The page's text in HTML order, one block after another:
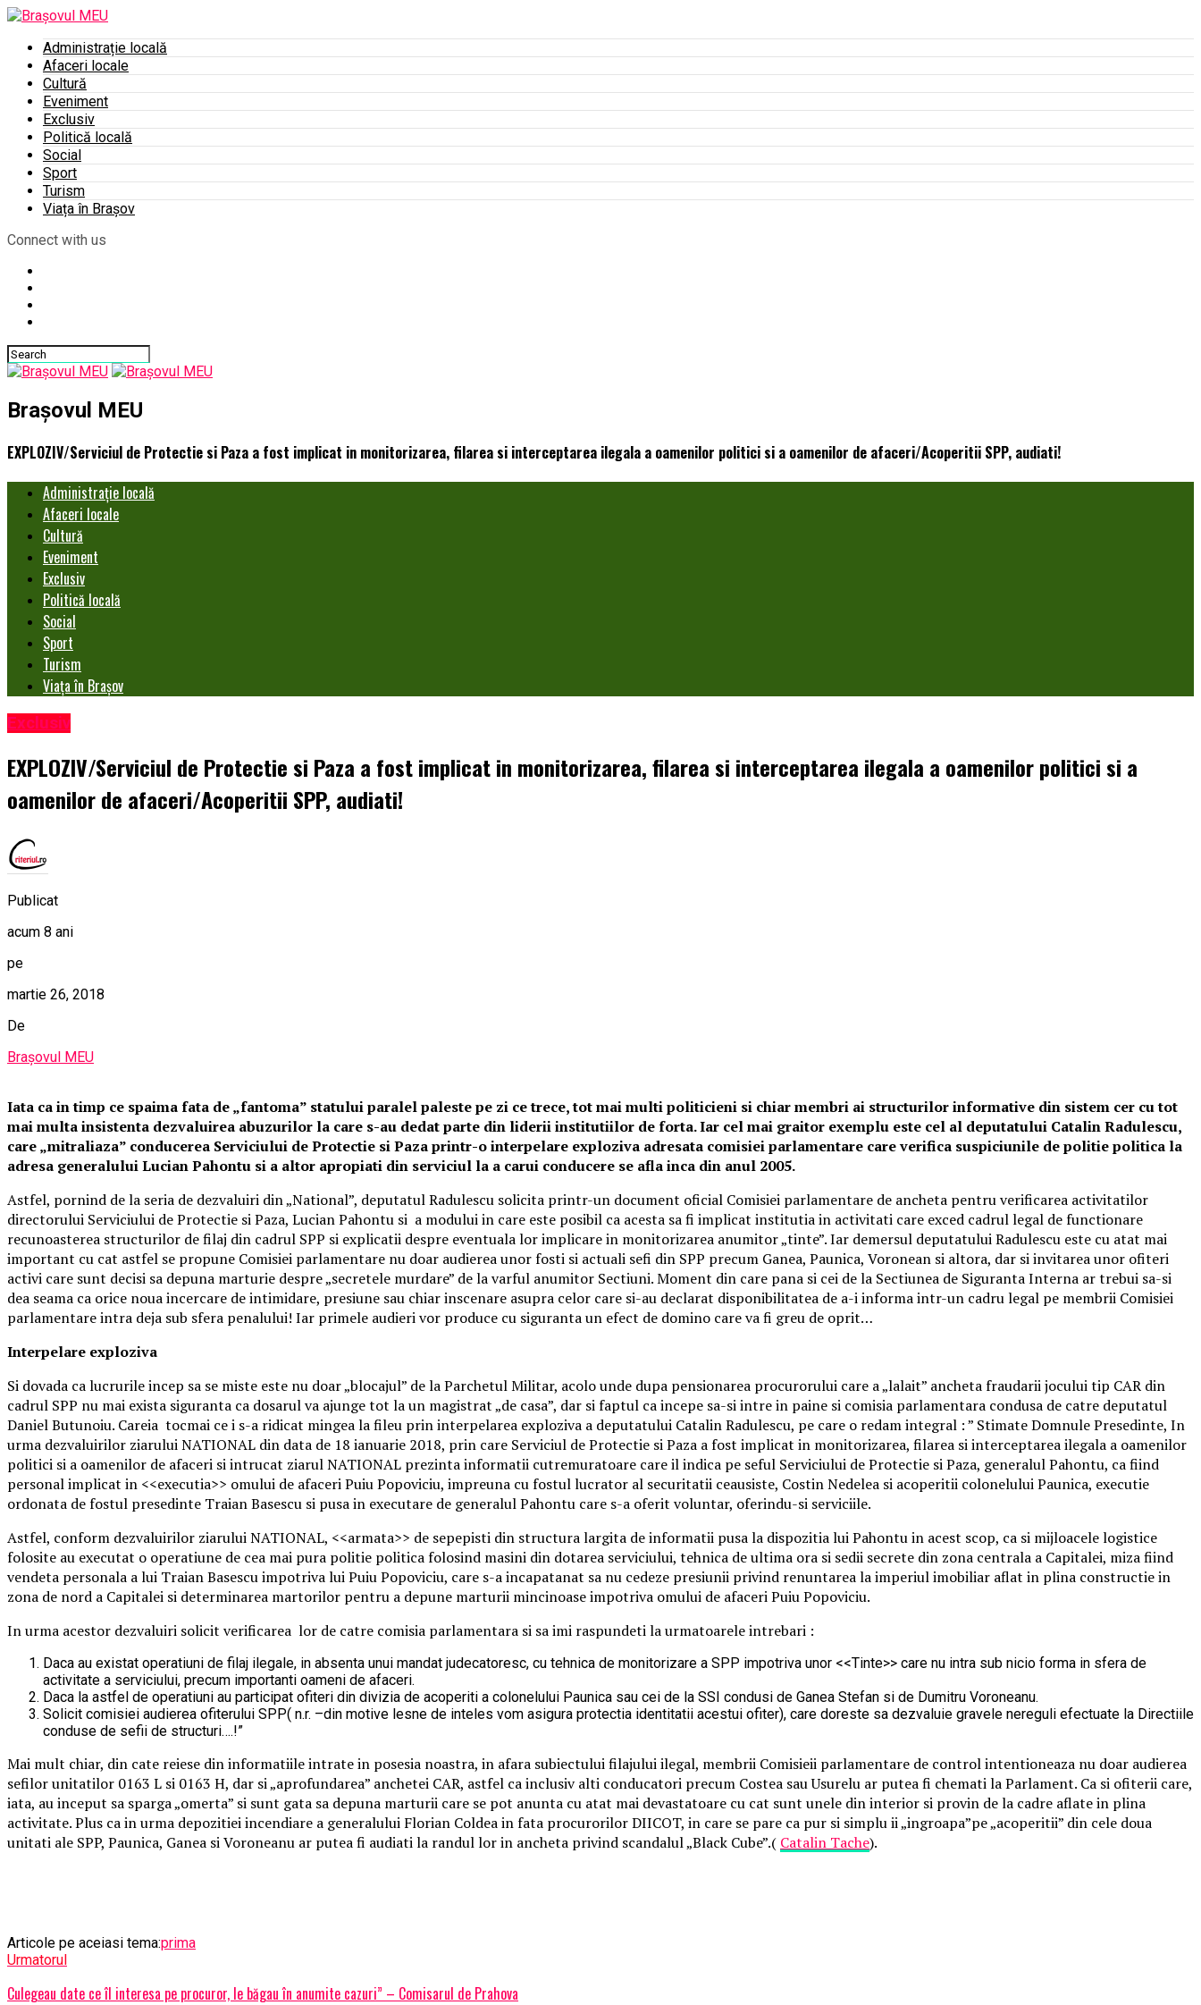
Administrație locală
Afaceri locale
Cultură
Eveniment
Exclusiv
Politică locală
Social
Sport
Turism
Viața în Brașov
Connect with us
Brașovul MEU
EXPLOZIV/Serviciul de Protectie si Paza a fost implicat in monitorizarea, filarea si interceptarea ilegala a oamenilor politici si a oamenilor de afaceri/Acoperitii SPP, audiati!
Administrație locală
Afaceri locale
Cultură
Eveniment
Exclusiv
Politică locală
Social
Sport
Turism
Viața în Brașov
Exclusiv
EXPLOZIV/Serviciul de Protectie si Paza a fost implicat in monitorizarea, filarea si interceptarea ilegala a oamenilor politici si a
oamenilor de afaceri/Acoperitii SPP, audiati!
Publicat
acum 8 ani
pe
martie 26, 2018
De
Brașovul MEU
Iata ca in timp ce spaima fata de „fantoma” statului paralel paleste pe zi ce trece, tot mai multi politicieni si chiar membri ai structurilor informative din sistem cer cu tot
mai multa insistenta dezvaluirea abuzurilor la care s-au dedat parte din liderii institutiilor de forta. Iar cel mai graitor exemplu este cel al deputatului Catalin Radulescu,
care „mitraliaza” conducerea Serviciului de Protectie si Paza printr-o interpelare exploziva adresata comisiei parlamentare care verifica suspiciunile de politie politica la
adresa generalului Lucian Pahontu si a altor apropiati din serviciul la a carui conducere se afla inca din anul 2005.
Astfel, pornind de la seria de dezvaluiri din „National”, deputatul Radulescu solicita printr-un document oficial Comisiei parlamentare de ancheta pentru verificarea activitatilor
directorului Serviciului de Protectie si Paza, Lucian Pahontu si a modului in care este posibil ca acesta sa fi implicat institutia in activitati care exced cadrul legal de functionare
recunoasterea structurilor de filaj din cadrul SPP si explicatii despre eventuala lor implicare in monitorizarea anumitor „tinte”. Iar demersul deputatului Radulescu este cu atat mai
important cu cat astfel se propune Comisiei parlamentare nu doar audierea unor fosti si actuali sefi din SPP precum Ganea, Paunica, Voronean si altora, dar si invitarea unor ofiteri
activi care sunt decisi sa depuna marturie despre „secretele murdare” de la varful anumitor Sectiuni. Moment din care pana si cei de la Sectiunea de Siguranta Interna ar trebui sa-si
dea seama ca orice noua incercare de intimidare, presiune sau chiar inscenare asupra celor care si-au declarat disponibilitatea de a-i informa intr-un cadru legal pe membrii Comisiei
parlamentare intra deja sub sfera penalului! Iar primele audieri vor produce cu siguranta un efect de domino care va fi greu de oprit…
Interpelare exploziva
Si dovada ca lucrurile incep sa se miste este nu doar „blocajul” de la Parchetul Militar, acolo unde dupa pensionarea procurorului care a „lalait” ancheta fraudarii jocului tip CAR din
cadrul SPP nu mai exista siguranta ca dosarul va ajunge tot la un magistrat „de casa”, dar si faptul ca incepe sa-si intre in paine si comisia parlamentara condusa de catre deputatul
Daniel Butunoiu. Careia tocmai ce i s-a ridicat mingea la fileu prin interpelarea exploziva a deputatului Catalin Radulescu, pe care o redam integral : ” Stimate Domnule Presedinte, In
urma dezvaluirilor ziarului NATIONAL din data de 18 ianuarie 2018, prin care Serviciul de Protectie si Paza a fost implicat in monitorizarea, filarea si interceptarea ilegala a oamenilor
politici si a oamenilor de afaceri si intrucat ziarul NATIONAL prezinta informatii cutremuratoare care il indica pe seful Serviciului de Protectie si Paza, generalul Pahontu, ca fiind
personal implicat in <<executia>> omului de afaceri Puiu Popoviciu, impreuna cu fostul lucrator al securitatii ceausiste, Costin Nedelea si acoperitii colonelului Paunica, executie
ordonata de fostul presedinte Traian Basescu si pusa in executare de generalul Pahontu care s-a oferit voluntar, oferindu-si serviciile.
Astfel, conform dezvaluirilor ziarului NATIONAL, <<armata>> de sepepisti din structura largita de informatii pusa la dispozitia lui Pahontu in acest scop, ca si mijloacele logistice
folosite au executat o operatiune de cea mai pura politie politica folosind masini din dotarea serviciului, tehnica de ultima ora si sedii secrete din zona centrala a Capitalei, miza fiind
vendeta personala a lui Traian Basescu impotriva lui Puiu Popoviciu, care s-a incapatanat sa nu cedeze presiunii privind renuntarea la imperiul imobiliar aflat in plina constructie in
zona de nord a Capitalei si determinarea martorilor pentru a depune marturii mincinoase impotriva omului de afaceri Puiu Popoviciu.
In urma acestor dezvaluiri solicit verificarea lor de catre comisia parlamentara si sa imi raspundeti la urmatoarele intrebari :
Daca au existat operatiuni de filaj ilegale, in absenta unui mandat judecatoresc, cu tehnica de monitorizare a SPP impotriva unor <<Tinte>> care nu intra sub nicio forma in sfera de
activitate a serviciului, precum importanti oameni de afaceri.
Daca la astfel de operatiuni au participat ofiteri din divizia de acoperiti a colonelului Paunica sau cei de la SSI condusi de Ganea Stefan si de Dumitru Voroneanu.
Solicit comisiei audierea ofiterului SPP( n.r. –din motive lesne de inteles vom asigura protectia identitatii acestui ofiter), care doreste sa dezvaluie gravele nereguli efectuate la Directiile
conduse de sefii de structuri….!”
Mai mult chiar, din cate reiese din informatiile intrate in posesia noastra, in afara subiectului filajului ilegal, membrii Comisieii parlamentare de control intentioneaza nu doar audierea
sefilor unitatilor 0163 L si 0163 H, dar si „aprofundarea” anchetei CAR, astfel ca inclusiv alti conducatori precum Costea sau Usurelu ar putea fi chemati la Parlament. Ca si ofiterii care,
iata, au inceput sa sparga „omerta” si sunt gata sa depuna marturii care se pot anunta cu atat mai devastatoare cu cat sunt unele din interior si provin de la cadre aflate in plina
activitate. Plus ca in urma depozitiei incendiare a generalului Florian Coldea in fata procurorilor DIICOT, in care se pare ca pur si simplu ii „ingroapa”pe „acoperitii” din cele doua
unitati ale SPP, Paunica, Ganea si Voroneanu ar putea fi audiati la randul lor in ancheta privind scandalul „Black Cube”.( Catalin Tache).
Articole pe aceiasi tema:prima
Urmatorul
Culegeau date ce îl interesa pe procuror, le băgau în anumite cazuri” – Comisarul de Prahova